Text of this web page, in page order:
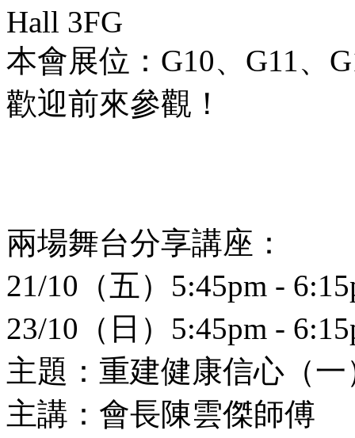
Hall 3FG
本會展位：G10、G11、
歡迎前來參觀！
兩場舞台分享講座：
21/10（五）5:45pm -
23/10（日）5:45pm -
主題：重建健康信心（
主講：會長陳雲傑師傅